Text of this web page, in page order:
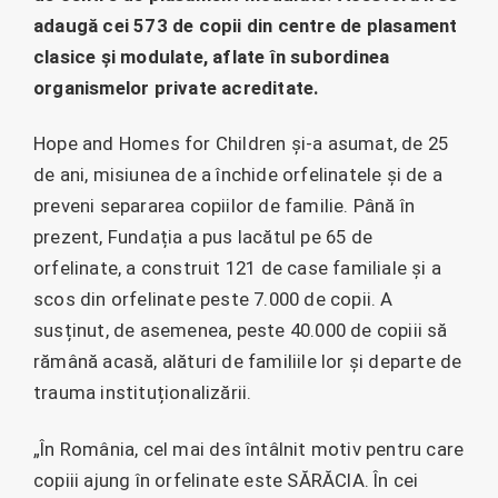
adaugă cei 573 de copii din centre de plasament
clasice și modulate, aflate în subordinea
organismelor private acreditate.
Hope and Homes for Children și-a asumat, de 25
de ani, misiunea de a închide orfelinatele și de a
preveni separarea copiilor de familie. Până în
prezent, Fundația a pus lacătul pe 65 de
orfelinate, a construit 121 de case familiale și a
scos din orfelinate peste 7.000 de copii. A
susținut, de asemenea, peste 40.000 de copiii să
rămână acasă, alături de familiile lor și departe de
trauma instituționalizării.
„În România, cel mai des întâlnit motiv pentru care
copiii ajung în orfelinate este SĂRĂCIA. În cei